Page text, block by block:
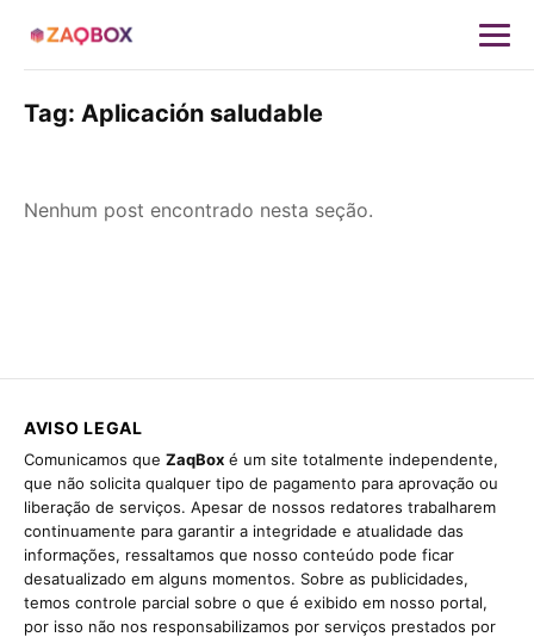
Tag: Aplicación saludable
Nenhum post encontrado nesta seção.
AVISO LEGAL
Comunicamos que ZaqBox é um site totalmente independente,
que não solicita qualquer tipo de pagamento para aprovação ou
liberação de serviços. Apesar de nossos redatores trabalharem
continuamente para garantir a integridade e atualidade das
informações, ressaltamos que nosso conteúdo pode ficar
desatualizado em alguns momentos. Sobre as publicidades,
temos controle parcial sobre o que é exibido em nosso portal,
por isso não nos responsabilizamos por serviços prestados por